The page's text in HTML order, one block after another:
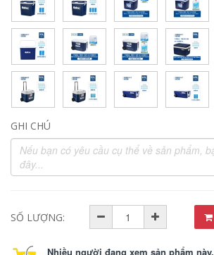
GHI CHÚ
SỐ LƯỢNG:
Nhiều người đang xem sản phẩm này.